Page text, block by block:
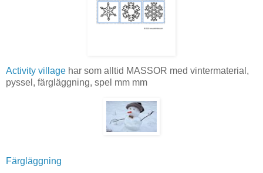
Activity village har som alltid MASSOR med vintermaterial,
pyssel, färgläggning, spel mm mm
Färgläggning